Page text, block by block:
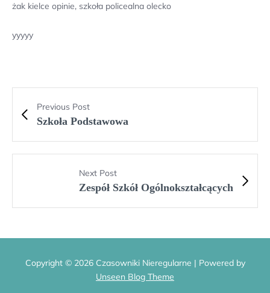
żak kielce opinie, szkoła policealna olecko
yyyyy
Previous Post
Szkoła Podstawowa
Next Post
Zespół Szkół Ogólnokształcących
Copyright © 2026 Czasowniki Nieregularne | Powered by
Unseen Blog Theme